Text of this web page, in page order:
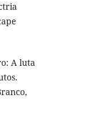
A luta